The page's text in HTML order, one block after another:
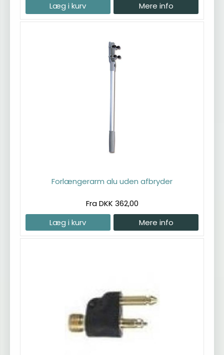
Læg i kurv
Mere info
Forlængerarm alu uden afbryder
Fra DKK 362,00
Læg i kurv
Mere info